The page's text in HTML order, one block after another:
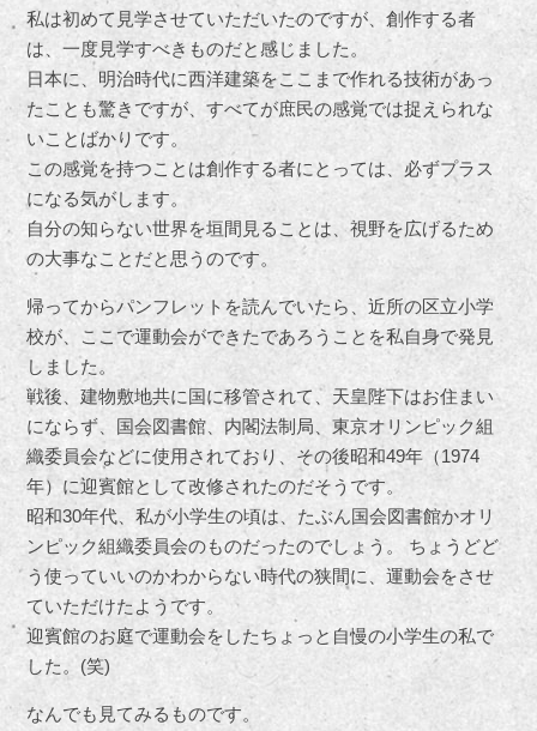
私は初めて見学させていただいたのですが、創作する者
は、一度見学すべきものだと感じました。
日本に、明治時代に西洋建築をここまで作れる技術があっ
たことも驚きですが、すべてが庶民の感覚では捉えられな
いことばかりです。
この感覚を持つことは創作する者にとっては、必ずプラス
になる気がします。
自分の知らない世界を垣間見ることは、視野を広げるため
の大事なことだと思うのです。
帰ってからパンフレットを読んでいたら、近所の区立小学
校が、ここで運動会ができたであろうことを私自身で発見
しました。
戦後、建物敷地共に国に移管されて、天皇陛下はお住まい
にならず、国会図書館、内閣法制局、東京オリンピック組
織委員会などに使用されており、その後昭和49年（1974
年）に迎賓館として改修されたのだそうです。
昭和30年代、私が小学生の頃は、たぶん国会図書館かオリ
ンピック組織委員会のものだったのでしょう。 ちょうどど
う使っていいのかわからない時代の狭間に、運動会をさせ
ていただけたようです。
迎賓館のお庭で運動会をしたちょっと自慢の小学生の私で
した。(笑)
なんでも見てみるものです。